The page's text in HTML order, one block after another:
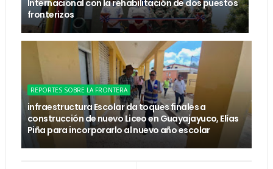
Internacional con la rehabilitación de dos puestos
fronterizos
REPORTES SOBRE LA FRONTERA
infraestructura Escolar da toques finales a
construcción de nuevo Liceo en Guayajayuco, Elías
Piña para incorporarlo al nuevo año escolar